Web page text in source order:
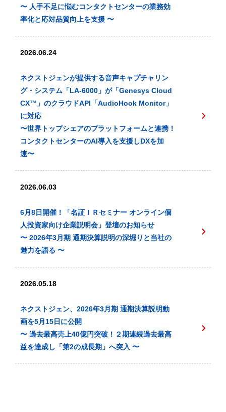
〜 人手不足に悩むコンタクトセンターの業務効
率化と応対品質向上を支援 〜
2026.06.24
ネクストジェンが提供する音声キャプチャリン
グ・システム「LA-6000」が「Genesys Cloud
CX™️」のクラウドAPI「AudioHook Monitor」
に対応
〜世界トップシェアのプラットフォームと連携！
コンタクトセンターのAI導入を支援しDXを加
速〜
2026.06.03
6月8日開催！「名証ＩＲセミナー オンライン個
人投資家向け企業説明会」登壇のお知らせ
〜 2026年3月期 通期決算説明の深堀りと当社の
魅力を語る 〜
2026.05.18
ネクストジェン、2026年3月期 通期決算説明動
画を5月15日に公開
〜 過去最高売上40億円突破！２期連続過去最高
益を達成し「第2の成長期」へ突入 〜